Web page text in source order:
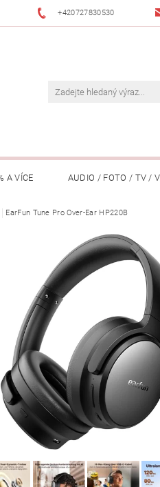
+420727830530
A VÍCE AUDIO / FOTO / TV /
/ ZAHRADA DOMÁCÍ
/ PŘÍSLUŠENSTVÍ
...) OSOBNÍ POMŮCKY
VYHŘÍVANÝ TEXTIL
- POPTÁVKA OBCHODNÍ
EarFun Tune Pro Over-Ear HP220B